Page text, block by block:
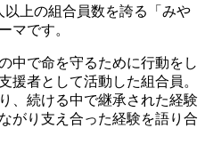
上の組合員数を誇る「みや
マです。
中で命を守るために行動をし
援者として活動した組合員。
、続ける中で継承された経験
がり支え合った経験を語り合